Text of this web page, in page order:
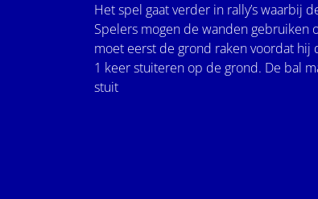
Het spel gaat verder in rally’s waarbij
Spelers mogen de wanden gebruiken
moet eerst de grond raken voordat hij
1 keer stuiteren op de grond. De bal
stuit